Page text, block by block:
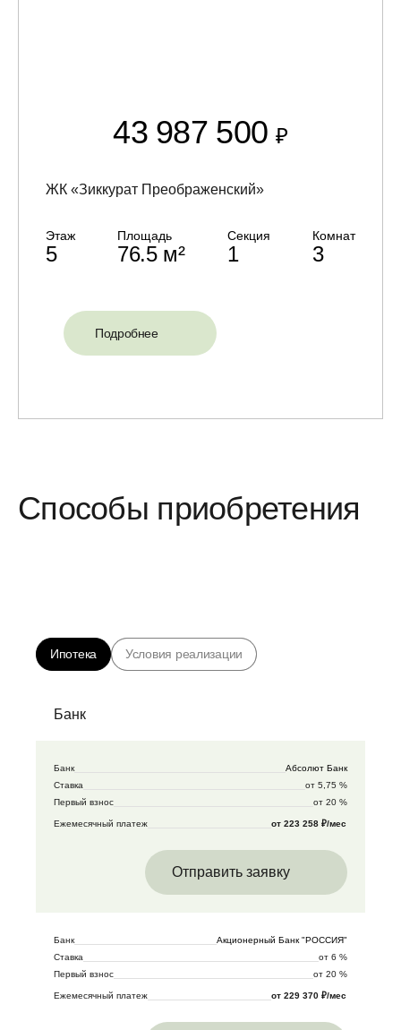
43 987 500₽
ЖК «Зиккурат Преображенский»
Этаж
5
Площадь
76.5 м²
Секция
1
Комнат
3
Подробнее
Способы приобретения
Ипотека Условия реализации
Банк
Банк
Абсолют Банк
Ставка
от 5,75 %
Первый взнос
от 20 %
Ежемесячный платеж от 223 258 ₽/мес
Отправить заявку
Банк
Акционерный Банк "РОССИЯ"
Ставка
от 6 %
Первый взнос
от 20 %
Ежемесячный платеж от 229 370 ₽/мес